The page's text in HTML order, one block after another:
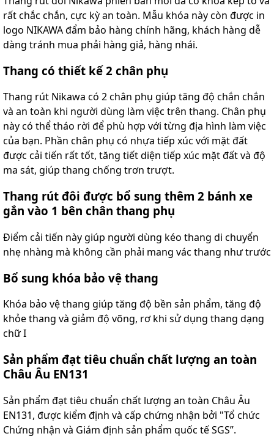
rất chắc chắn, cực kỳ an toàn. Mẫu khóa này còn được in
logo NIKAWA đẩm bảo hàng chính hãng, khách hàng dễ
dàng tránh mua phải hàng giả, hàng nhái.
Thang có thiết kế 2 chân phụ
Thang rút Nikawa có 2 chân phụ giúp tăng độ chắn chắn
và an toàn khi người dùng làm việc trên thang. Chân phụ
này có thể tháo rời để phù hợp với từng địa hình làm việc
của bạn. Phần chân phụ có nhựa tiếp xúc với mặt đất
được cải tiến rất tốt, tăng tiết diện tiếp xúc mặt đất và độ
ma sát, giúp thang chống trơn trượt.
Thang rút đôi được bổ sung thêm 2 bánh xe
gắn vào 1 bên chân thang phụ
Điểm cải tiến này giúp người dùng kéo thang di chuyển
nhẹ nhàng mà không cần phải mang vác thang như trước
Bổ sung khóa bảo vệ thang
Khóa bảo vệ thang giúp tăng độ bền sản phẩm, tăng độ
khỏe thang và giảm độ võng, rơ khi sử dụng thang dạng
chữ I
Sản phẩm đạt tiêu chuẩn chất lượng an toàn
Châu Âu EN131
Sản phẩm đạt tiêu chuẩn chất lượng an toàn Châu Âu
EN131, được kiểm định và cấp chứng nhận bởi "Tổ chức
Chứng nhận và Giám định sản phẩm quốc tế SGS”.